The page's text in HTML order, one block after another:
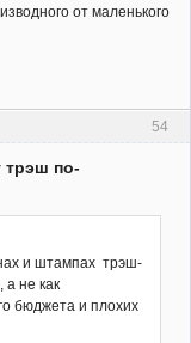
от маленького
54
трэш по-
и штампах трэш-
а не как
бюджета и плохих